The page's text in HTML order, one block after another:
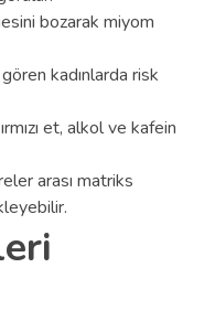
bozarak miyom
kadınlarda risk
et, alkol ve kafein
arası matriks